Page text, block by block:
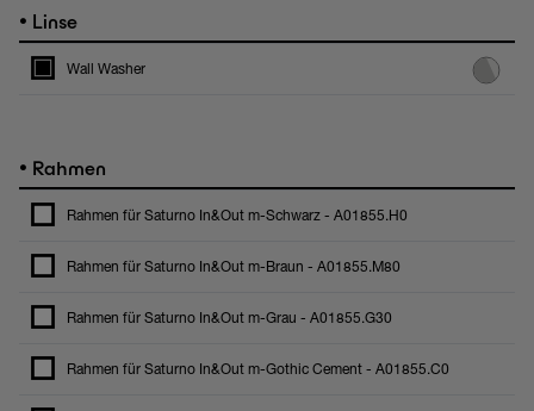
• Linse
Wall Washer
• Rahmen
Rahmen für Saturno In&Out m-Schwarz - A01855.H0
Rahmen für Saturno In&Out m-Braun - A01855.M80
Rahmen für Saturno In&Out m-Grau - A01855.G30
Rahmen für Saturno In&Out m-Gothic Cement - A01855.C0